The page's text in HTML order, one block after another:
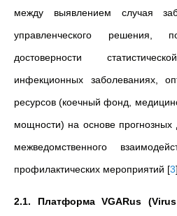
между выявлением случая
управленческого решения,
достоверности
инфекционных заболеваниях,
ресурсов (коечный фонд,
мощности) на основе
межведомственного
профилактических мероприятий [3]
2.1. Платформа VGARus